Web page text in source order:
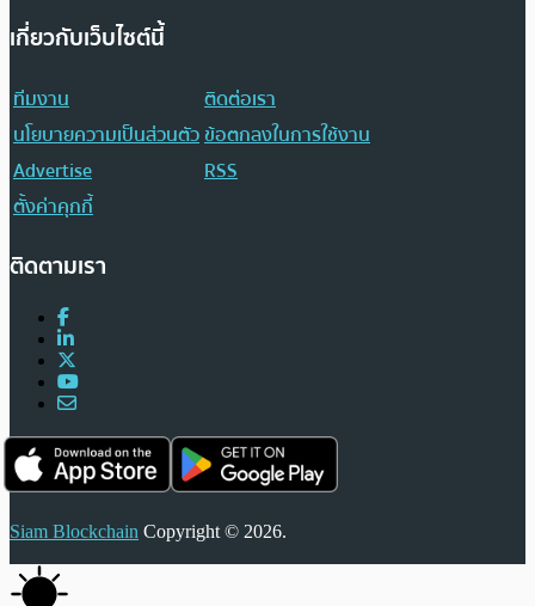
เกี่ยวกับเว็บไซต์นี้
ทีมงาน
ติดต่อเรา
นโยบายความเป็นส่วนตัวข้อตกลงในการใช้งาน
Advertise
RSS
ตั้งค่าคุกกี้
ติดตามเรา
Siam Blockchain Copyright © 2026.